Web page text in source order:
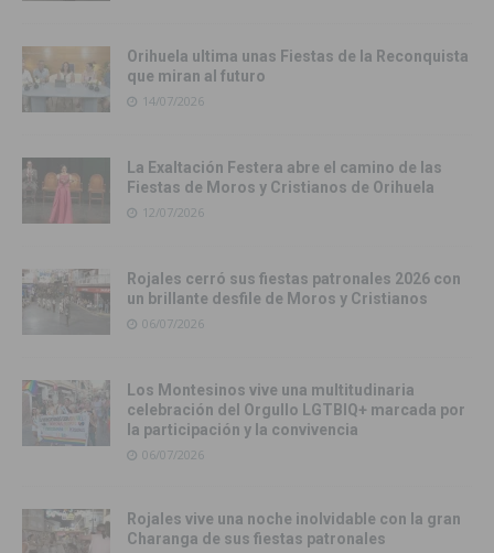
Orihuela ultima unas Fiestas de la Reconquista
que miran al futuro
14/07/2026
La Exaltación Festera abre el camino de las
Fiestas de Moros y Cristianos de Orihuela
12/07/2026
Rojales cerró sus fiestas patronales 2026 con
un brillante desfile de Moros y Cristianos
06/07/2026
Los Montesinos vive una multitudinaria
celebración del Orgullo LGTBIQ+ marcada por
la participación y la convivencia
06/07/2026
Rojales vive una noche inolvidable con la gran
Charanga de sus fiestas patronales